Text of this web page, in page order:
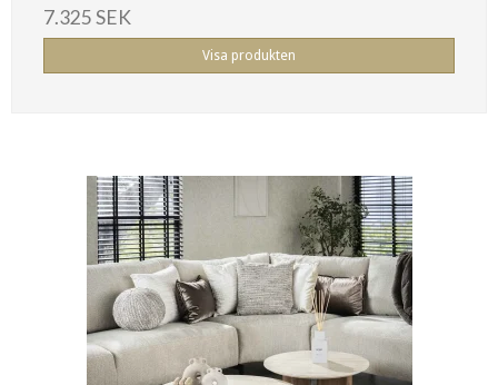
7.325 SEK
Visa produkten